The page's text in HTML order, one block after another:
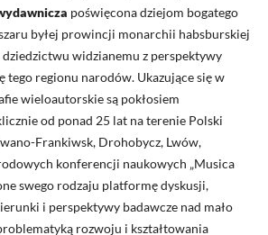
poświęcona dziejom bogatego
byłej prowincji monarchii habsburskiej
widzianemu z perspektywy
tego regionu narodów. Ukazujące się w
wieloautorskie są pokłosiem
od ponad 25 lat na terenie Polski
Frankiwsk, Drohobycz, Lwów,
konferencji naukowych „Musica
swego rodzaju platformę dyskusji,
i perspektywy badawcze nad mało
rozwoju i kształtowania